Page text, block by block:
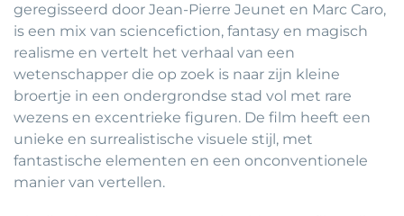
geregisseerd door Jean-Pierre Jeunet en Marc Caro,
is een mix van sciencefiction, fantasy en magisch
realisme en vertelt het verhaal van een
wetenschapper die op zoek is naar zijn kleine
broertje in een ondergrondse stad vol met rare
wezens en excentrieke figuren. De film heeft een
unieke en surrealistische visuele stijl, met
fantastische elementen en een onconventionele
manier van vertellen.